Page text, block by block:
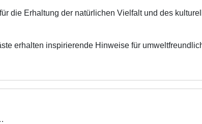
die Erhaltung der natürlichen Vielfalt und des
erhalten inspirierende Hinweise für